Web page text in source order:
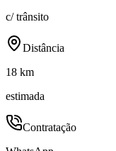
c/ trânsito
Distância
18 km
estimada
Contratação